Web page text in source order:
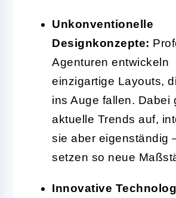
Unkonventionelle
Designkonzepte:
Agenturen entwickeln
einzigartige Layouts,
ins Auge fallen. Dabei
aktuelle Trends auf,
sie aber eigenständig
setzen so neue
Innovative